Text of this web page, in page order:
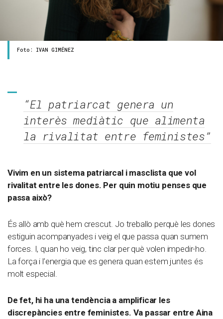
Foto: IVAN GIMÉNEZ
“El patriarcat genera un
interès mediàtic que alimenta
la rivalitat entre feministes”
Vivim en un sistema patriarcal i masclista que vol
rivalitat entre les dones. Per quin motiu penses que
passa això?
És allò amb què hem crescut. Jo treballo perquè les dones
estiguin acompanyades i veig el que passa quan sumem
forces. I, quan ho veig, tinc clar per què volen impedir-ho.
La força i l’energia que es genera quan estem juntes és
molt especial.
De fet, hi ha una tendència a amplificar les
discrepàncies entre feministes. Va passar entre Aina